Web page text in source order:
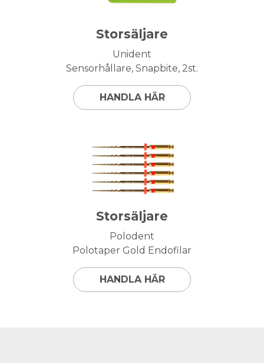
Storsäljare
Unident
Sensorhållare, Snapbite, 2st.
HANDLA HÄR
Storsäljare
Polodent
Polotaper Gold Endofilar
HANDLA HÄR